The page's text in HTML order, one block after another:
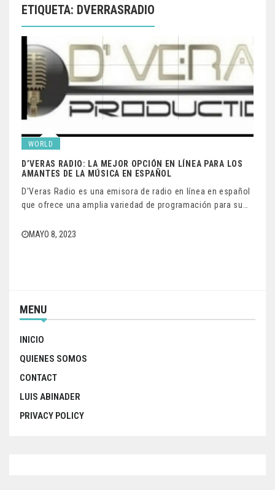
ETIQUETA: DVERRASRADIO
WORLD
D’VERAS RADIO: LA MEJOR OPCIÓN EN LÍNEA PARA LOS
AMANTES DE LA MÚSICA EN ESPAÑOL
D'Veras Radio es una emisora de radio en línea en español
que ofrece una amplia variedad de programación para su…
MAYO 8, 2023
MENU
INICIO
QUIENES SOMOS
CONTACT
LUIS ABINADER
PRIVACY POLICY